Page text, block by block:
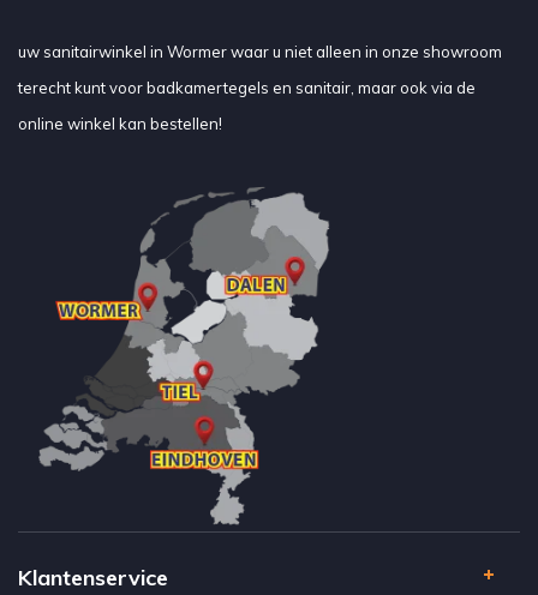
uw sanitairwinkel in Wormer waar u niet alleen in onze showroom
terecht kunt voor badkamertegels en sanitair, maar ook via de
online winkel kan bestellen!
Klantenservice